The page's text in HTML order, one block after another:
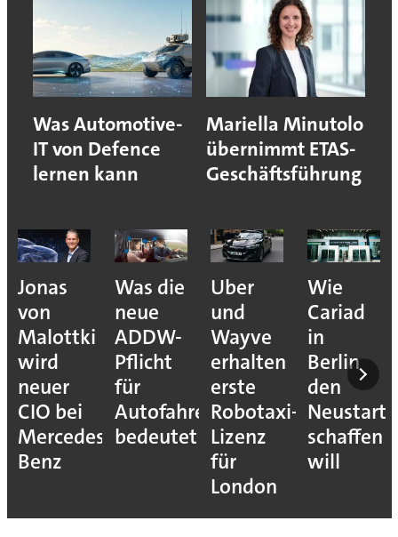
Was Automotive-
IT von Defence
lernen kann
Mariella Minutolo
übernimmt ETAS-
Geschäftsführung
Jonas
von
Malottki
wird
neuer
CIO bei
Mercedes-
Benz
Was die
neue
ADDW-
Pflicht
für
Autofahrer
bedeutet
Uber
und
Wayve
erhalten
erste
Robotaxi-
Lizenz
für
London
Wie
Cariad
in
Berlin
den
Neustart
schaffen
will